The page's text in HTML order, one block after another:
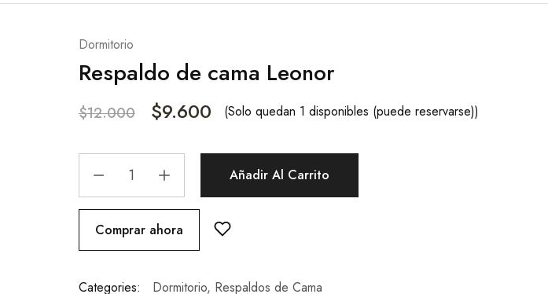
Dormitorio
Respaldo de cama Leonor
$12.000 $9.600 (Solo quedan 1 disponibles (puede reservarse))
Añadir Al Carrito
Comprar ahora
Categories: Dormitorio, Respaldos de Cama